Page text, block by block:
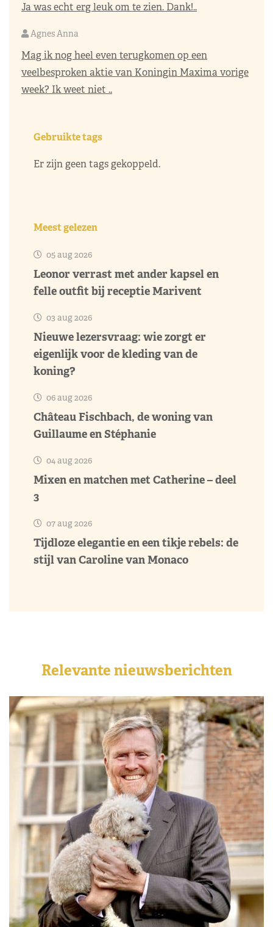
Ja was echt erg leuk om te zien. Dank!..
Agnes Anna
Mag ik nog heel even terugkomen op een
veelbesproken aktie van Koningin Maxima vorige
week? Ik weet niet ..
Gebruikte tags
Er zijn geen tags gekoppeld.
Meest gelezen
05 aug 2026
Leonor verrast met ander kapsel en
felle outfit bij receptie Marivent
03 aug 2026
Nieuwe lezersvraag: wie zorgt er
eigenlijk voor de kleding van de
koning?
06 aug 2026
Château Fischbach, de woning van
Guillaume en Stéphanie
04 aug 2026
Mixen en matchen met Catherine – deel
3
07 aug 2026
Tijdloze elegantie en een tikje rebels: de
stijl van Caroline van Monaco
Relevante nieuwsberichten